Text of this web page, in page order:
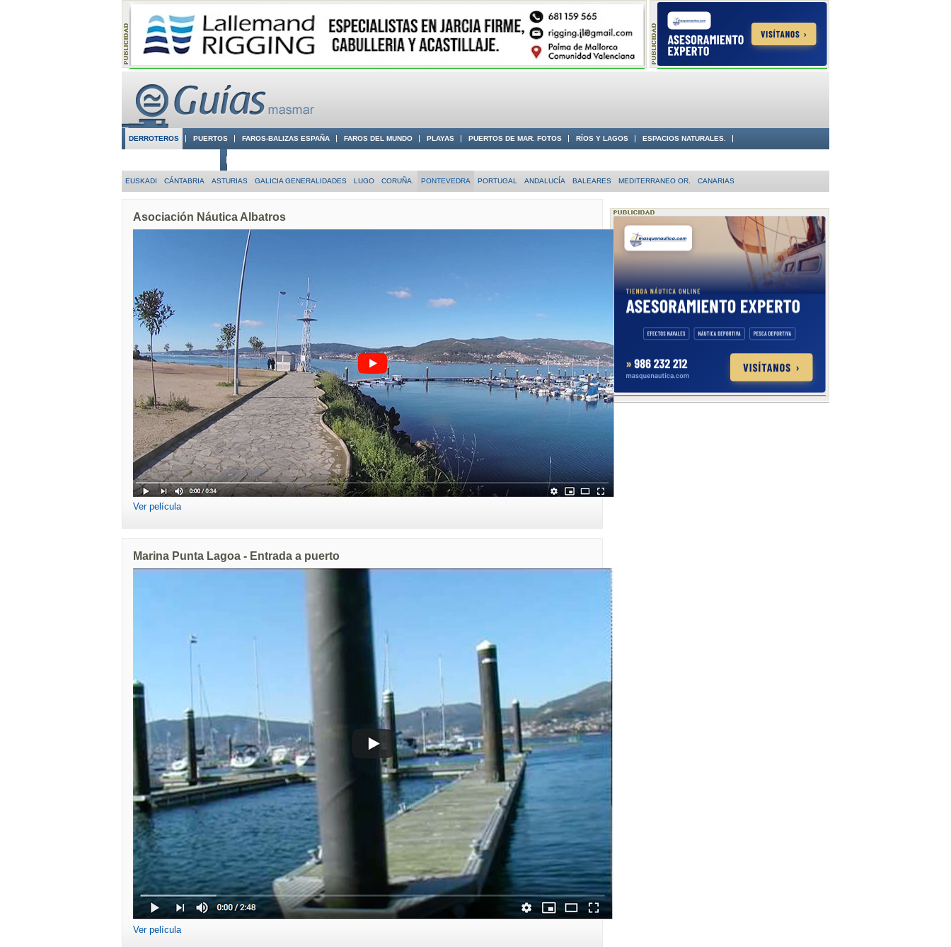
DERROTEROS PUERTOS FAROS-BALIZAS ESPAÑA FAROS DEL MUNDO PLAYAS PUERTOS DE MAR. FOTOS RÍOS Y LAGOS ESPACIOS NATURALES.
EUSKADI CÁNTABRIA ASTURIAS GALICIA GENERALIDADES LUGO CORUÑA. PONTEVEDRA PORTUGAL ANDALUCÍA BALEARES MEDITERRANEO OR. CANARIAS
Asociación Náutica Albatros
Ver película
Marina Punta Lagoa - Entrada a puerto
Ver película